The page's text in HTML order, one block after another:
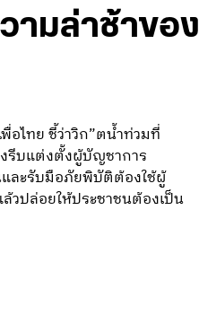
ามล่าช้าของ
อไทย ชี้ว่าวิก”ตน้ำท่วมที่
รีบแต่งตั้งผู้บัญชาการ
ละรับมือภัยพิบัติต้องใช้ผู้
วปล่อยให้ประชาชนต้องเป็น